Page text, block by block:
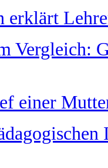
erklärt
Vergleich:
einer